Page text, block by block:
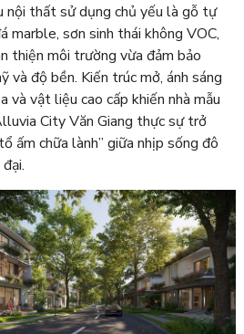
nội thất sử dụng chủ yếu là gỗ tự
marble, sơn sinh thái không VOC,
thiện môi trường vừa đảm bảo
và độ bền. Kiến trúc mở, ánh sáng
và vật liệu cao cấp khiến nhà mẫu
City Văn Giang thực sự trở
ấm chữa lành” giữa nhịp sống đô